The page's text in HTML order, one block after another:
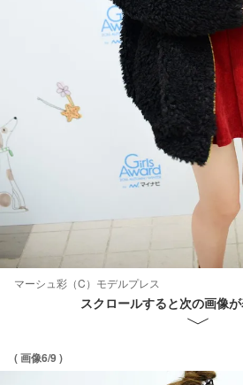
マーシュ彩（C）モデルプレス
スクロールすると次の画像
( 画像6/9 )